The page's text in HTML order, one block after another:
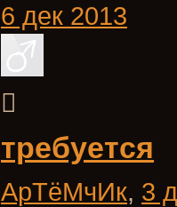
6 дек 2013
требуется
АрТёМчИк, 3